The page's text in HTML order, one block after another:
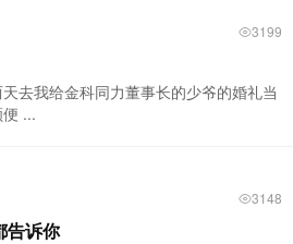
3199
去我给金科同力董事长的少爷的婚礼当
...
3148
告诉你